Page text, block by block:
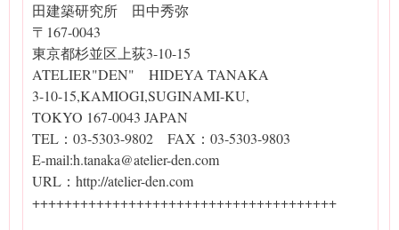
田建築研究所 田中秀弥
〒167-0043
東京都杉並区上荻3-10-15
ATELIER"DEN" HIDEYA TANAKA
3-10-15,KAMIOGI,SUGINAMI-KU,
TOKYO 167-0043 JAPAN
TEL：03-5303-9802 FAX：03-5303-9803
E-mail:h.tanaka@atelier-den.com
URL：http://atelier-den.com
++++++++++++++++++++++++++++++++++++++